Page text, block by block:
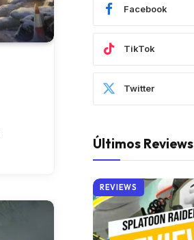
Facebook
TikTok
Twitter
Últimos Reviews
REVIEWS